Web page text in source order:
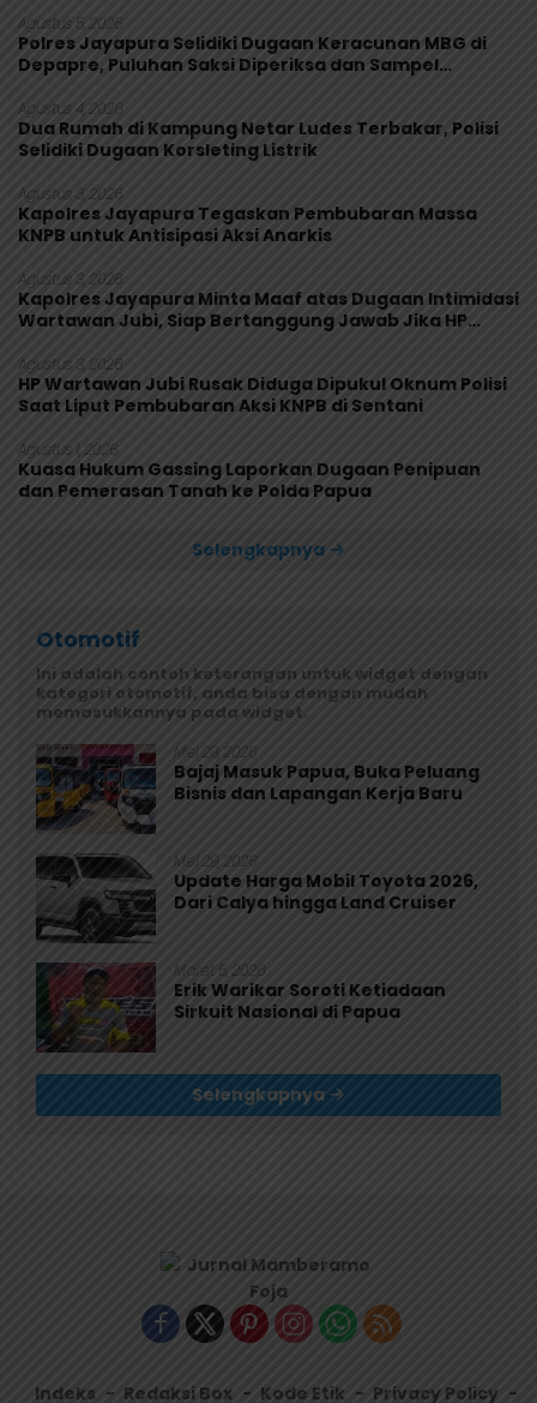
Agustus 5, 2026
Polres Jayapura Selidiki Dugaan Keracunan MBG di
Depapre, Puluhan Saksi Diperiksa dan Sampel
Agustus 4, 2026
Dua Rumah di Kampung Netar Ludes Terbakar, Polisi
Selidiki Dugaan Korsleting Listrik
Agustus 3, 2026
Kapolres Jayapura Tegaskan Pembubaran Massa
KNPB untuk Antisipasi Aksi Anarkis
Agustus 3, 2026
Kapolres Jayapura Minta Maaf atas Dugaan Intimidasi
Wartawan Jubi, Siap Bertanggung Jawab Jika HP
Agustus 3, 2026
HP Wartawan Jubi Rusak Diduga Dipukul Oknum Polisi
Saat Liput Pembubaran Aksi KNPB di Sentani
Agustus 1, 2026
Kuasa Hukum Gassing Laporkan Dugaan Penipuan
dan Pemerasan Tanah ke Polda Papua
Selengkapnya
Otomotif
Ini adalah contoh keterangan untuk widget dengan
kategori otomotif, anda bisa dengan mudah
memasukkannya pada widget.
Mei 29, 2026
Bajaj Masuk Papua, Buka Peluang
Bisnis dan Lapangan Kerja Baru
Mei 29, 2026
Update Harga Mobil Toyota 2026,
Dari Calya hingga Land Cruiser
Maret 5, 2026
Erik Warikar Soroti Ketiadaan
Sirkuit Nasional di Papua
Selengkapnya
Indeks Redaksi Box Kode Etik Privacy Policy